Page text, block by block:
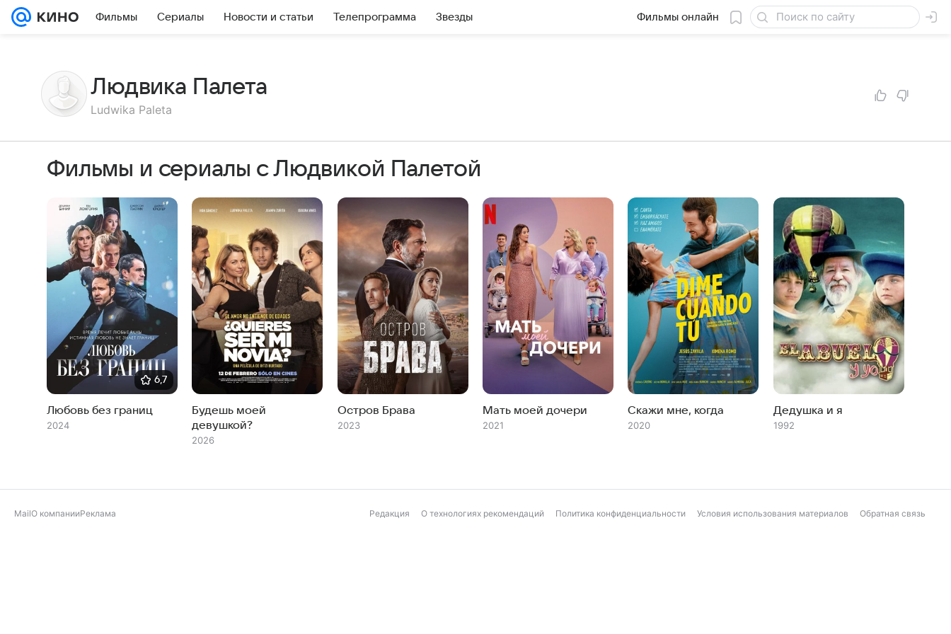
Фильмы Сериалы Новости и статьи Телепрограмма Звезды Фильмы онлайн
Людвика Палета
Ludwika Paleta
Фильмы и сериалы с Людвикой Палетой
6,7
Любовь без границ
2024
Будешь моей
девушкой?
2026
Остров Брава
2023
Мать моей дочери
2021
Скажи мне, когда
2020
Дедушка и я
1992
MailО компанииРеклама Редакция О технологиях рекомендаций Политика конфиденциальности Условия использования материалов Обратная связь